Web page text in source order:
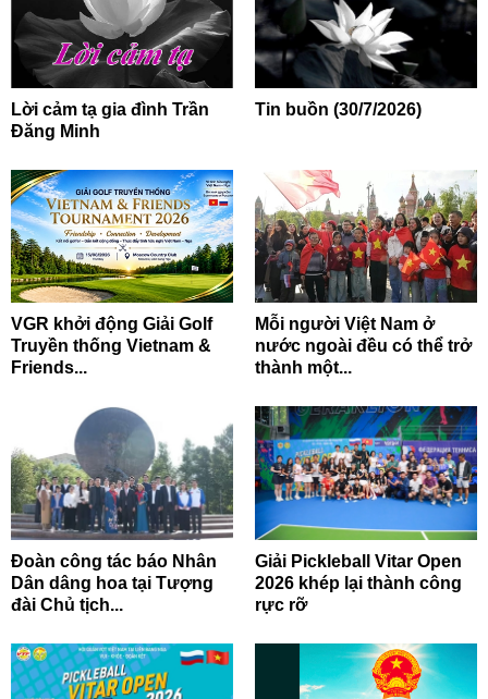
Lời cảm tạ gia đình Trần
Đăng Minh
Tin buồn (30/7/2026)
VGR khởi động Giải Golf
Truyền thống Vietnam &
Friends...
Mỗi người Việt Nam ở
nước ngoài đều có thể trở
thành một...
Đoàn công tác báo Nhân
Dân dâng hoa tại Tượng
đài Chủ tịch...
Giải Pickleball Vitar Open
2026 khép lại thành công
rực rỡ